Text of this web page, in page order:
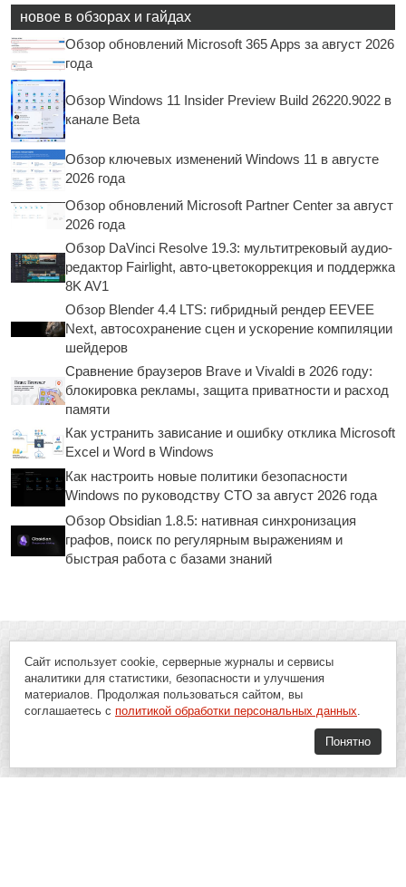
новое в обзорах и гайдах
Обзор обновлений Microsoft 365 Apps за август 2026
года
Обзор Windows 11 Insider Preview Build 26220.9022 в
канале Beta
Обзор ключевых изменений Windows 11 в августе
2026 года
Обзор обновлений Microsoft Partner Center за август
2026 года
Обзор DaVinci Resolve 19.3: мультитрековый аудио-
редактор Fairlight, авто-цветокоррекция и поддержка
8K AV1
Обзор Blender 4.4 LTS: гибридный рендер EEVEE
Next, автосохранение сцен и ускорение компиляции
шейдеров
Сравнение браузеров Brave и Vivaldi в 2026 году:
блокировка рекламы, защита приватности и расход
памяти
Как устранить зависание и ошибку отклика Microsoft
Excel и Word в Windows
Как настроить новые политики безопасности
Windows по руководству CTO за август 2026 года
Обзор Obsidian 1.8.5: нативная синхронизация
графов, поиск по регулярным выражениям и
быстрая работа с базами знаний
Сайт использует cookie, серверные журналы и сервисы
аналитики для статистики, безопасности и улучшения
материалов. Продолжая пользоваться сайтом, вы
соглашаетесь с политикой обработки персональных данных.
Понятно